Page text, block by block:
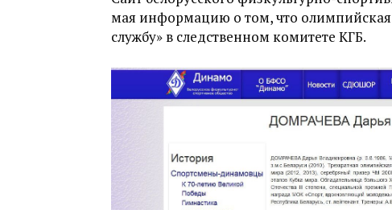
мая информацию о том, что
службу» в следственном комитете КГБ.